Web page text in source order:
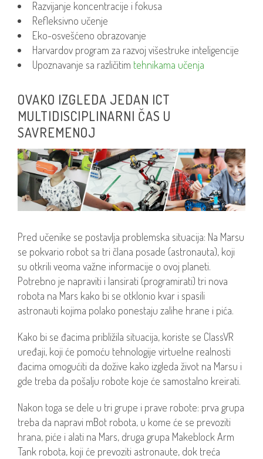
Razvijanje koncentracije i fokusa
Refleksivno učenje
Eko-osvešćeno obrazovanje
Harvardov program za razvoj višestruke inteligencije
Upoznavanje sa različitim tehnikama učenja
OVAKO IZGLEDA JEDAN ICT
MULTIDISCIPLINARNI ČAS U
SAVREMENOJ
Pred učenike se postavlja problemska situacija: Na Marsu
se pokvario robot sa tri člana posade (astronauta), koji
su otkrili veoma važne informacije o ovoj planeti.
Potrebno je napraviti i lansirati (programirati) tri nova
robota na Mars kako bi se otklonio kvar i spasili
astronauti kojima polako ponestaju zalihe hrane i pića.
Kako bi se đacima približila situacija, koriste se ClassVR
uređaji, koji će pomoću tehnologije virtuelne realnosti
đacima omogućiti da dožive kako izgleda život na Marsu i
gde treba da pošalju robote koje će samostalno kreirati.
Nakon toga se dele u tri grupe i prave robote: prva grupa
treba da napravi mBot robota, u kome će se prevoziti
hrana, piće i alati na Mars, druga grupa Makeblock Arm
Tank robota, koji će prevoziti astronaute, dok treća